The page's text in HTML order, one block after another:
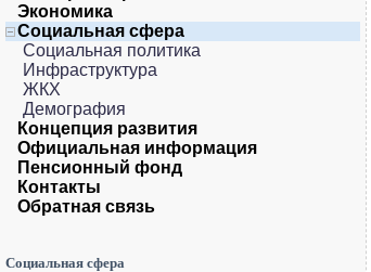
Экономика
Социальная сфера
Социальная политика
Инфраструктура
ЖКХ
Демография
Концепция развития
Официальная информация
Пенсионный фонд
Контакты
Обратная связь
Социальная сфера